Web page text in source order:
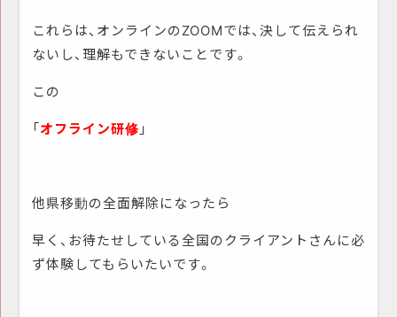
これらは、オンラインのZOOMでは、決して伝えられ
ないし、理解もできないことです。
この
「オフライン研修」
他県移動の全面解除になったら
早く、お待たせしている全国のクライアントさんに必
ず体験してもらいたいです。